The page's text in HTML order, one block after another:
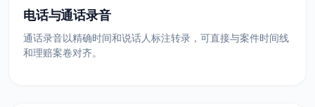
电话与通话录音
通话录音以精确时间和说话人标注转录，可直接与案件时间线
和理赔案卷对齐。